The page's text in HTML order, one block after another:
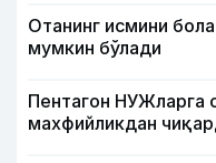
Отанинг исмини
мумкин бўлади
Пентагон НУЖларга
махфийликдан